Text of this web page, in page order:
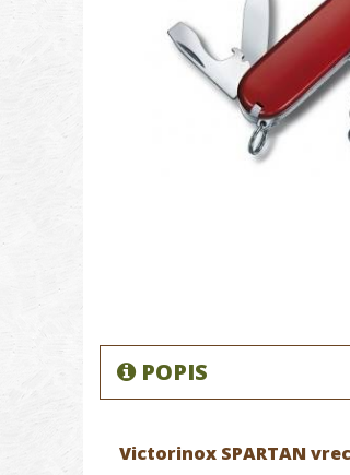
POPIS
Victorinox SPARTAN